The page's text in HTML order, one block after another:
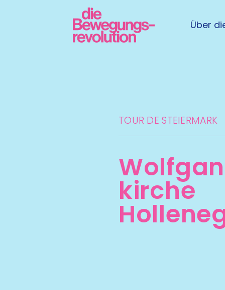
Über
TOUR DE STEIERMARK​
kirche